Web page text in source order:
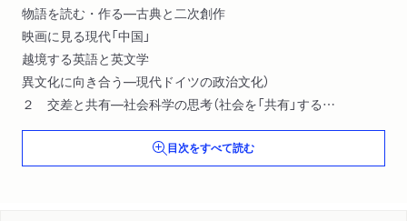
物語を読む・作る―古典と二次創作
映画に見る現代「中国」
越境する英語と英文学
異文化に向き合う―現代ドイツの政治文化）
２ 交差と共有―社会科学の思考（社会を「共有」する
悲しみをわかちあう
教育の複雑さ・微妙さを伝えたい
体育におけるコーチングの可能性
目次をすべて読む